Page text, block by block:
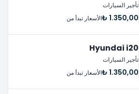
تأجير السيارات
1.350,00 ₺ الأسعار تبدأ من
Hyundai i20
تأجير السيارات
1.350,00 ₺ الأسعار تبدأ من